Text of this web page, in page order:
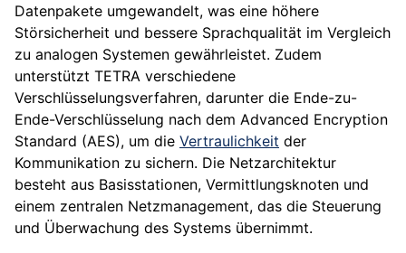
Datenpakete umgewandelt, was eine höhere
Störsicherheit und bessere Sprachqualität im Vergleich
zu analogen Systemen gewährleistet. Zudem
unterstützt TETRA verschiedene
Verschlüsselungsverfahren, darunter die Ende-zu-
Ende-Verschlüsselung nach dem Advanced Encryption
Standard (AES), um die Vertraulichkeit der
Kommunikation zu sichern. Die Netzarchitektur
besteht aus Basisstationen, Vermittlungsknoten und
einem zentralen Netzmanagement, das die Steuerung
und Überwachung des Systems übernimmt.